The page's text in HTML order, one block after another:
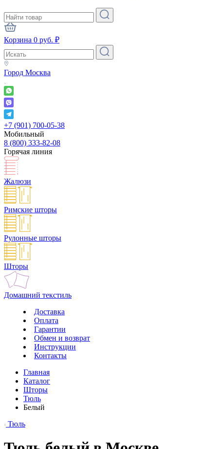
Корзина 0 руб. ₽
Город Москва
+7 (901) 700-05-38
Мобильный
8 (800) 333-82-08
Горячая линия
Жалюзи
Римские шторы
Рулонные шторы
Шторы
Домашний текстиль
Доставка
Оплата
Гарантии
Обмен и возврат
Инструкции
Контакты
Главная
Каталог
Шторы
Тюль
Белый
Тюль